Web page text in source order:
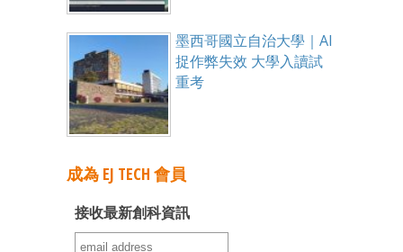
墨西哥國立自治大學｜AI
捉作弊失效 大學入讀試
重考
成為 EJ TECH 會員
接收最新創科資訊